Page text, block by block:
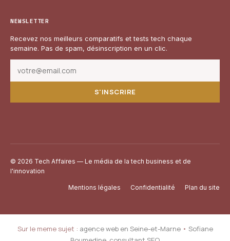
NEWSLETTER
Recevez nos meilleurs comparatifs et tests tech chaque
semaine. Pas de spam, désinscription en un clic.
S'INSCRIRE
© 2026 Tech Affaires — Le média de la tech business et de
l'innovation
Mentions légales Confidentialité Plan du site
Sur le meme sujet : agence web en Seine-et-Marne• Sofiane